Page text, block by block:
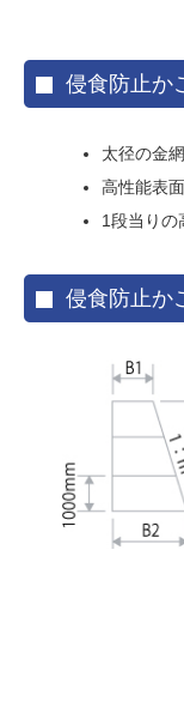
侵食防止か
太径の金
高性能表
1段当りの
侵食防止か